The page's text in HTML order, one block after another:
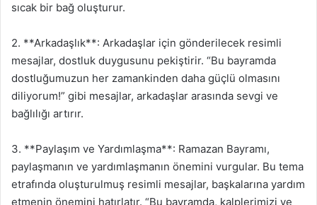
sıcak bir bağ oluşturur.
2. **Arkadaşlık**: Arkadaşlar için gönderilecek resimli
mesajlar, dostluk duygusunu pekiştirir. “Bu bayramda
dostluğumuzun her zamankinden daha güçlü olmasını
diliyorum!” gibi mesajlar, arkadaşlar arasında sevgi ve
bağlılığı artırır.
3. **Paylaşım ve Yardımlaşma**: Ramazan Bayramı,
paylaşmanın ve yardımlaşmanın önemini vurgular. Bu tema
etrafında oluşturulmuş resimli mesajlar, başkalarına yardım
etmenin önemini hatırlatır. “Bu bayramda, kalplerimizi ve